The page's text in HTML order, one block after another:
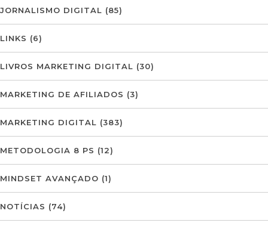
JORNALISMO DIGITAL (85)
LINKS (6)
LIVROS MARKETING DIGITAL (30)
MARKETING DE AFILIADOS (3)
MARKETING DIGITAL (383)
METODOLOGIA 8 PS (12)
MINDSET AVANÇADO (1)
NOTÍCIAS (74)